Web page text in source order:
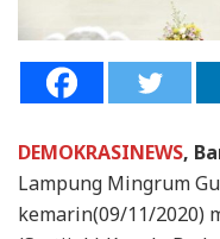
DEMOKRASINEWS,
Lampung Mingrum
kemarin(09/11/2020)